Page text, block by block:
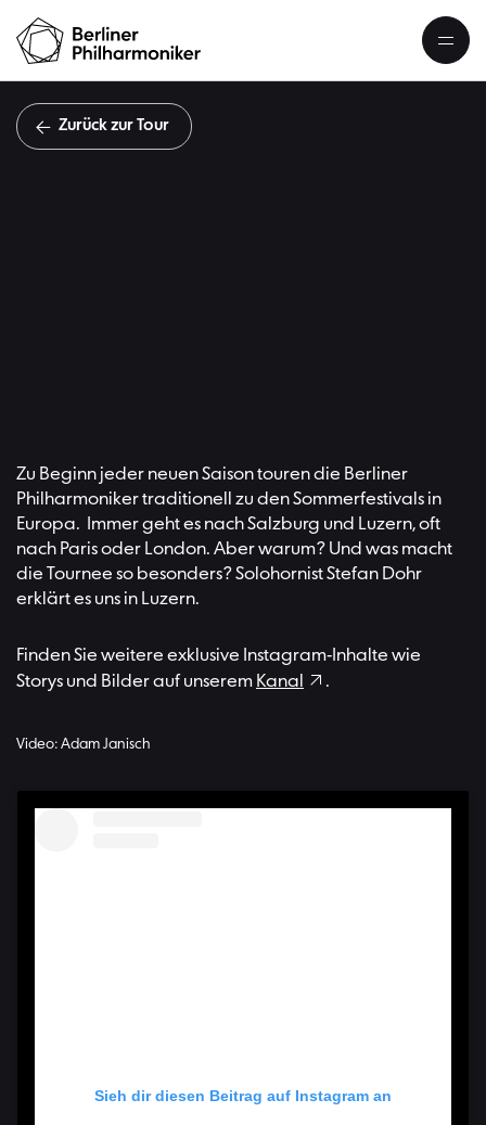
Zurück zur Tour
Sieh dir diesen Beitrag auf Instagram an
Zu Beginn jeder neuen Saison touren die Berliner
Philharmoniker traditionell zu den Sommerfestivals in
Europa. Immer geht es nach Salzburg und Luzern, oft
nach Paris oder London. Aber warum? Und was macht
die Tournee so besonders? Solohornist Stefan Dohr
erklärt es uns in Luzern.
Finden Sie weitere exklusive Instagram-Inhalte wie
Storys und Bilder auf unserem Kanal .
Video: Adam Janisch